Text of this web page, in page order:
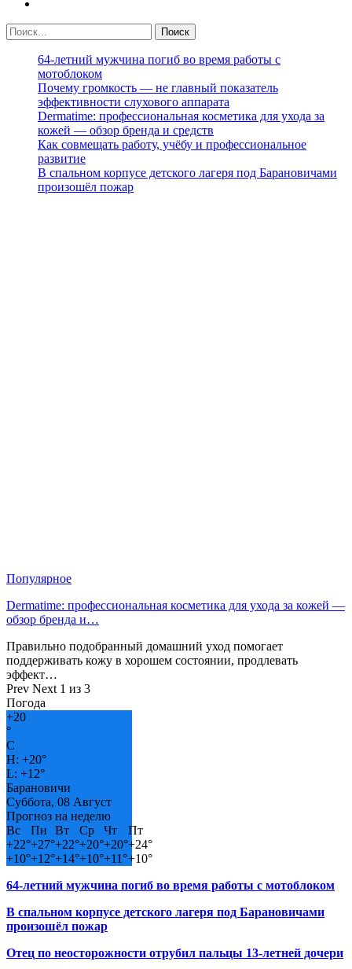
64-летний мужчина погиб во время работы с
мотоблоком
Почему громкость — не главный показатель
эффективности слухового аппарата
Dermatime: профессиональная косметика для ухода за
кожей — обзор бренда и средств
Как совмещать работу, учёбу и профессиональное
развитие
В спальном корпусе детского лагеря под Барановичами
произошёл пожар
Популярное
Dermatime: профессиональная косметика для ухода за кожей —
обзор бренда и…
Правильно подобранный домашний уход помогает
поддерживать кожу в хорошем состоянии, продлевать
эффект…
Prev Next 1 из 3
Погода
+20
°
C
H: +20°
L: +12°
Барановичи
Суббота, 08 Август
Прогноз на неделю
Вс
Пн Вт Ср Чт
Пт
+22°+27°+22°+20°+20°+24°
+10°+12°+14°+10°+11°+10°
64-летний мужчина погиб во время работы с мотоблоком
В спальном корпусе детского лагеря под Барановичами
произошёл пожар
Отец по неосторожности отрубил пальцы 13-летней дочери